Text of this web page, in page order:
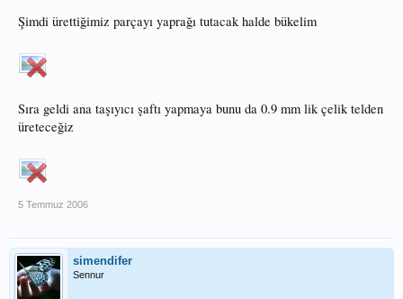
Şimdi ürettiğimiz parçayı yaprağı tutacak halde bükelim
Sıra geldi ana taşıyıcı şaftı yapmaya bunu da 0.9 mm lik çelik telden
üreteceğiz
5 Temmuz 2006
simendifer
Sennur